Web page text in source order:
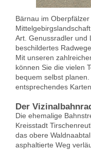
Bärnau im
Art. Genussradler und
beschildertes
Mit unseren
können Sie die vielen
bequem selbst
entsprechendes
Der
Die ehemalige
Kreisstadt
das obere
asphaltierte Weg